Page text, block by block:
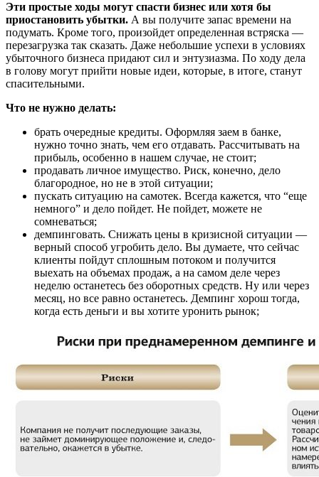
Эти простые ходы могут спасти бизнес или хотя бы
приостановить убытки. А вы получите запас времени на
подумать. Кроме того, произойдет определенная встряска —
перезагрузка так сказать. Даже небольшие успехи в условиях
убыточного бизнеса придают сил и энтузиазма. По ходу дела
в голову могут прийти новые идеи, которые, в итоге, станут
спасительными.
Что не нужно делать:
брать очередные кредиты. Оформляя заем в банке,
нужно точно знать, чем его отдавать. Рассчитывать на
прибыль, особенно в нашем случае, не стоит;
продавать личное имущество. Риск, конечно, дело
благородное, но не в этой ситуации;
пускать ситуацию на самотек. Всегда кажется, что “еще
немного” и дело пойдет. Не пойдет, можете не
сомневаться;
демпинговать. Снижать цены в кризисной ситуации —
верный способ угробить дело. Вы думаете, что сейчас
клиенты пойдут сплошным потоком и получится
выехать на объемах продаж, а на самом деле через
неделю останетесь без оборотных средств. Ну или через
месяц, но все равно останетесь. Демпинг хорош тогда,
когда есть деньги и вы хотите уронить рынок;